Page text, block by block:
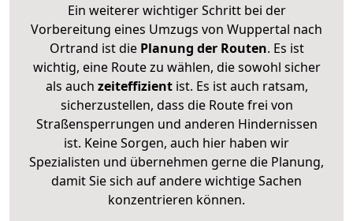
Ein weiterer wichtiger Schritt bei der
Vorbereitung eines Umzugs von Wuppertal nach
Ortrand ist diePlanung der Routen. Es ist
wichtig, eine Route zu wählen, die sowohl sicher
als auch zeiteffizientist. Es ist auch ratsam,
sicherzustellen, dass die Route frei von
Straßensperrungen und anderen Hindernissen
ist. Keine Sorgen, auch hier haben wir
Spezialisten und übernehmen gerne die Planung,
damit Sie sich auf andere wichtige Sachen
konzentrieren können.